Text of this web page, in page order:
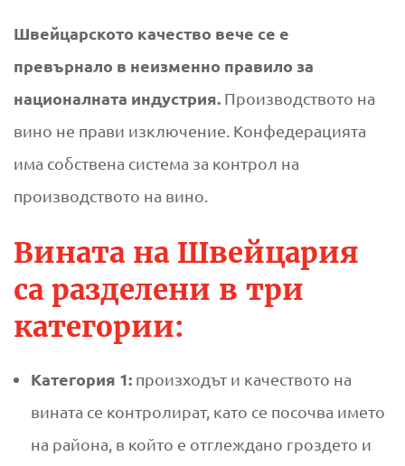
Швейцарското качество вече се е
превърнало в неизменно правило за
националната индустрия. Производството на
вино не прави изключение. Конфедерацията
има собствена система за контрол на
производството на вино.
Вината на Швейцария
са разделени в три
категории:
Категория 1: произходът и качеството на
вината се контролират, като се посочва името
на района, в който е отглеждано гроздето и